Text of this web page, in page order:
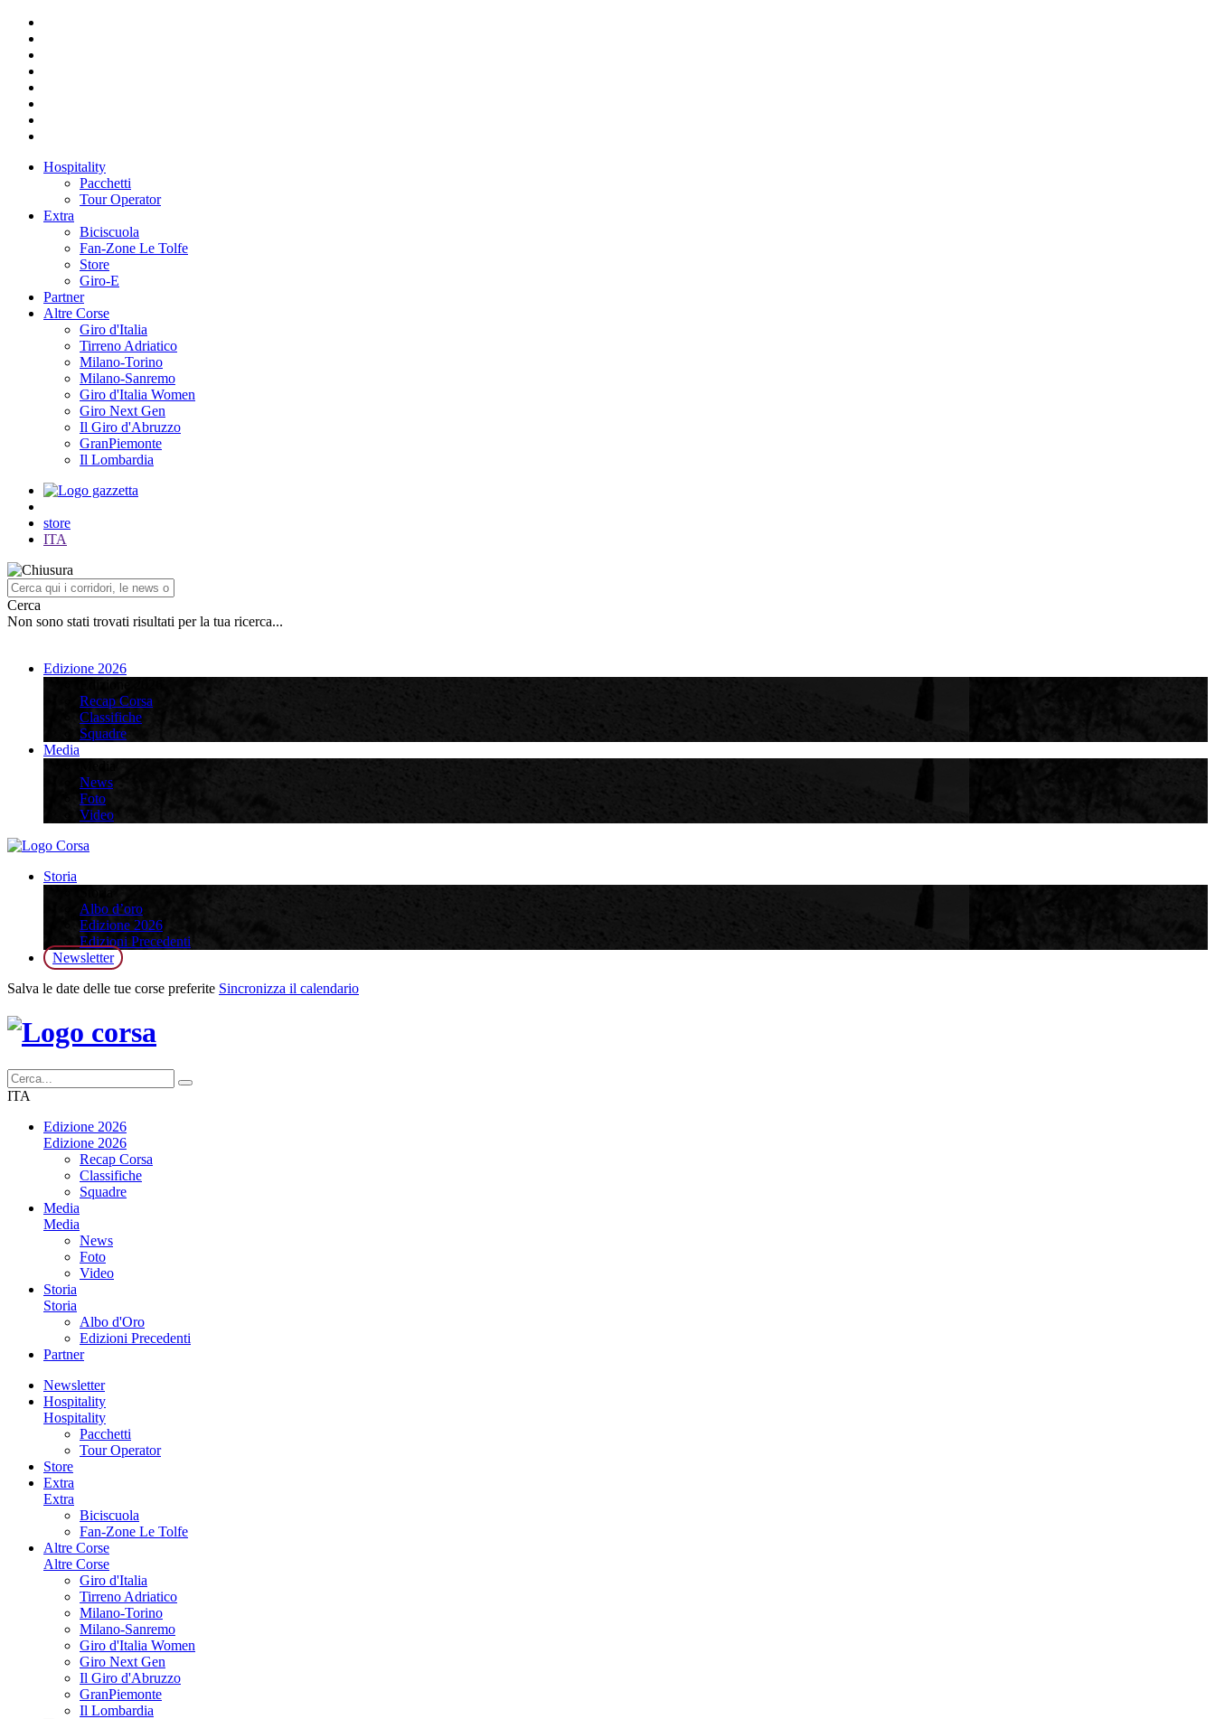
Hospitality
Pacchetti
Tour Operator
Extra
Biciscuola
Fan-Zone Le Tolfe
Store
Giro-E
Partner
Altre Corse
Giro d'Italia
Tirreno Adriatico
Milano-Torino
Milano-Sanremo
Giro d'Italia Women
Giro Next Gen
Il Giro d'Abruzzo
GranPiemonte
Il Lombardia
store
ITA
Cerca
Non sono stati trovati risultati per la tua ricerca...
Edizione 2026
Recap Corsa
Classifiche
Squadre
Media
News
Foto
Video
Storia
Albo d’oro
Edizione 2026
Edizioni Precedenti
Newsletter
Salva le date delle tue corse preferite Sincronizza il calendario
ITA
Edizione 2026
Edizione 2026
Recap Corsa
Classifiche
Squadre
Media
Media
News
Foto
Video
Storia
Storia
Albo d'Oro
Edizioni Precedenti
Partner
Newsletter
Hospitality
Hospitality
Pacchetti
Tour Operator
Store
Extra
Extra
Biciscuola
Fan-Zone Le Tolfe
Altre Corse
Altre Corse
Giro d'Italia
Tirreno Adriatico
Milano-Torino
Milano-Sanremo
Giro d'Italia Women
Giro Next Gen
Il Giro d'Abruzzo
GranPiemonte
Il Lombardia